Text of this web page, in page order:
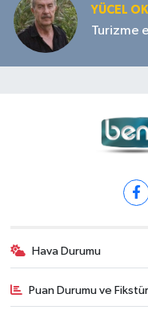
YÜCEL
Turizme
Hava Durumu
Puan Durumu ve Fikstür